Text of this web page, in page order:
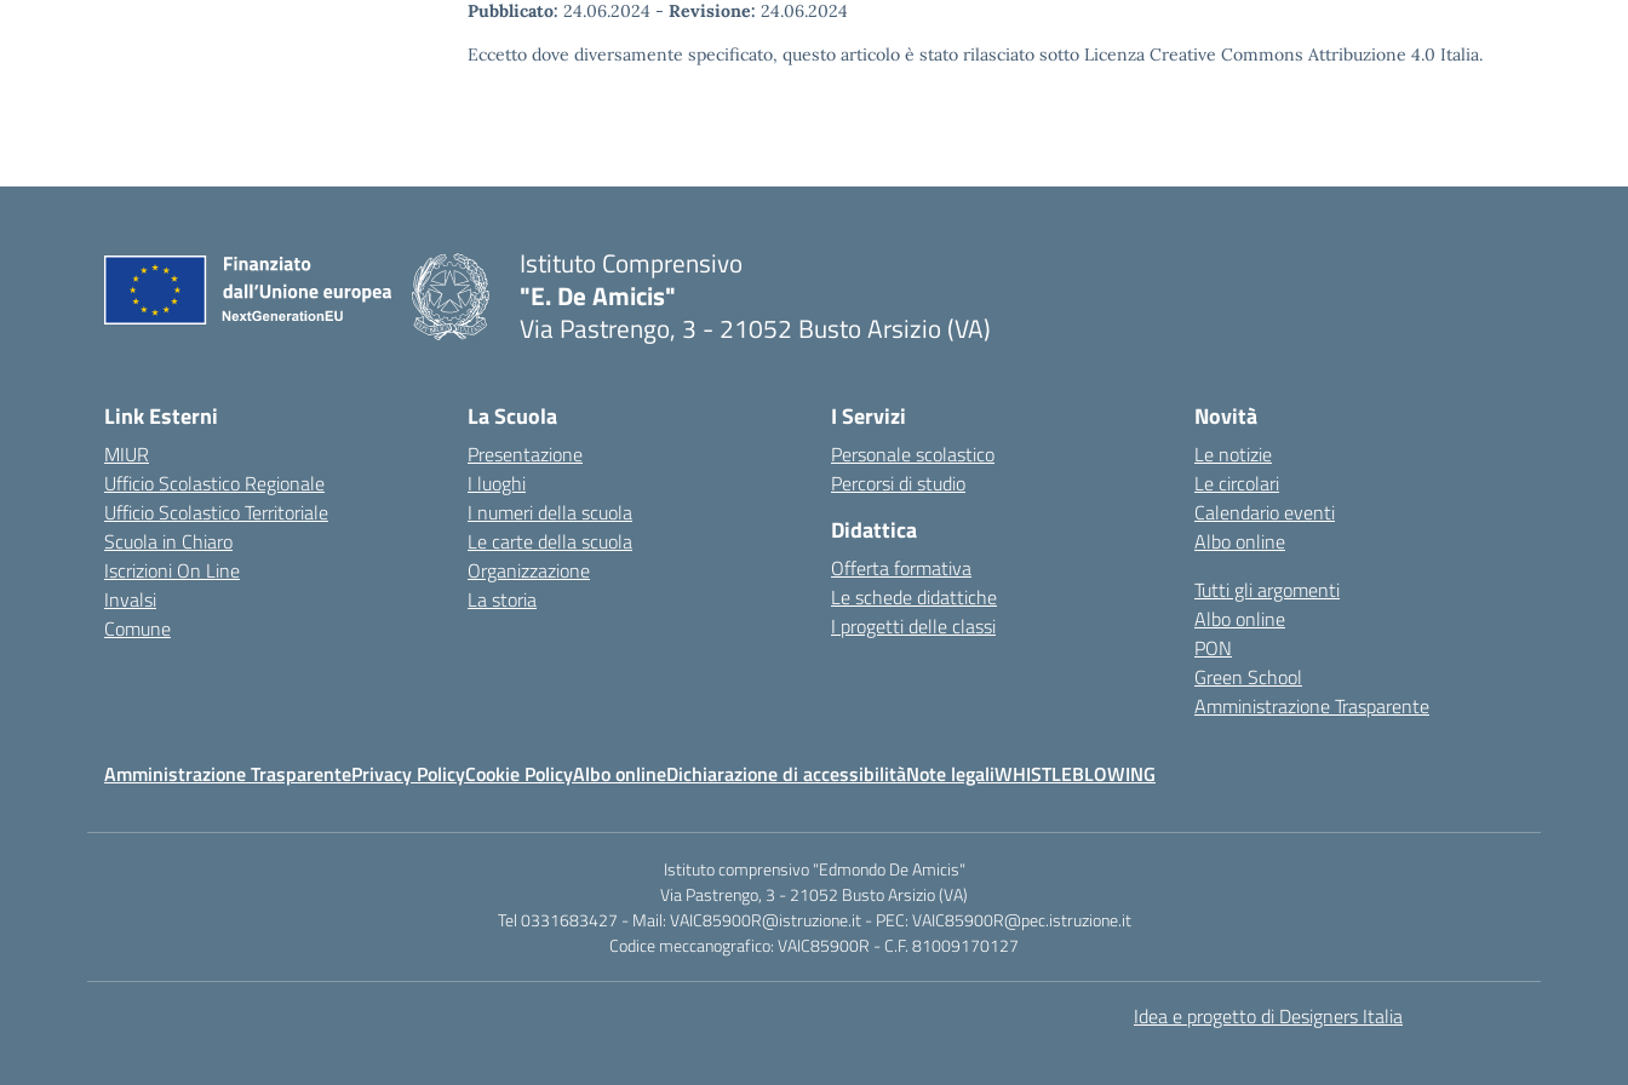
Pubblicato: 24.06.2024 - Revisione: 24.06.2024
Eccetto dove diversamente specificato, questo articolo è stato rilasciato sotto Licenza Creative Commons Attribuzione 4.0 Italia.
Istituto Comprensivo
"E. De Amicis"
Via Pastrengo, 3 - 21052 Busto Arsizio (VA)
Link Esterni
MIUR
Ufficio Scolastico Regionale
Ufficio Scolastico Territoriale
Scuola in Chiaro
Iscrizioni On Line
Invalsi
Comune
La Scuola
Presentazione
I luoghi
I numeri della scuola
Le carte della scuola
Organizzazione
La storia
I Servizi
Personale scolastico
Percorsi di studio
Didattica
Offerta formativa
Le schede didattiche
I progetti delle classi
Novità
Le notizie
Le circolari
Calendario eventi
Albo online
Tutti gli argomenti
Albo online
PON
Green School
Amministrazione Trasparente
Amministrazione TrasparentePrivacy PolicyCookie PolicyAlbo onlineDichiarazione di accessibilitàNote legaliWHISTLEBLOWING
Istituto comprensivo "Edmondo De Amicis"
Via Pastrengo, 3 - 21052 Busto Arsizio (VA)
Tel 0331683427 - Mail: VAIC85900R@istruzione.it - PEC: VAIC85900R@pec.istruzione.it
Codice meccanografico: VAIC85900R - C.F. 81009170127
Idea e progetto di Designers Italia